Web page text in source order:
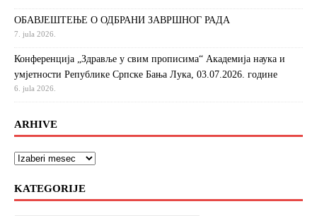
ОБАВЈЕШТЕЊЕ О ОДБРАНИ ЗАВРШНОГ РАДА
7. jula 2026.
Конференција „Здравље у свим прописима“ Академија наука и
умјетности Републике Српске Бања Лука, 03.07.2026. године
6. jula 2026.
ARHIVE
KATEGORIJE